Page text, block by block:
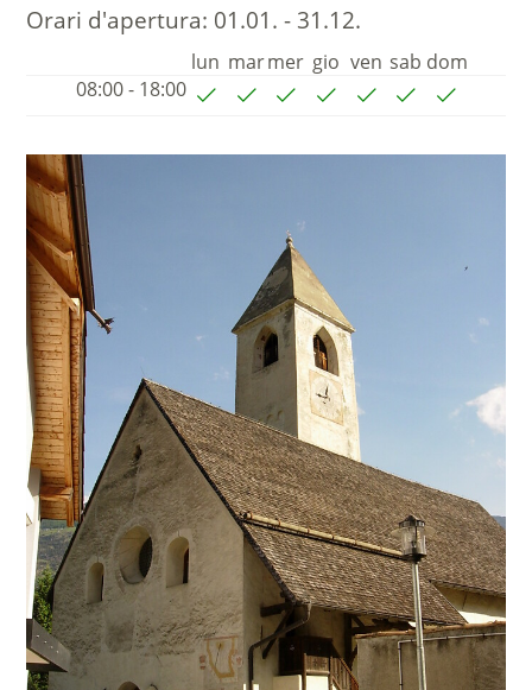
Orari d'apertura: 01.01. - 31.12.
lun marmer gio ven sab dom
08:00 - 18:00